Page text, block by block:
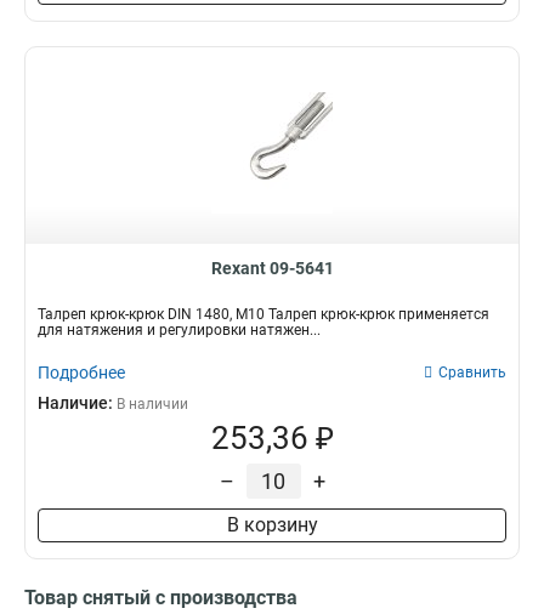
Rexant 09-5641
Талреп крюк-крюк DIN 1480, М10 Талреп крюк-крюк применяется
для натяжения и регулировки натяжен...
Подробнее Сравнить
Наличие: В наличии
253,36 ₽
– +
В корзину
Товар снятый с производства